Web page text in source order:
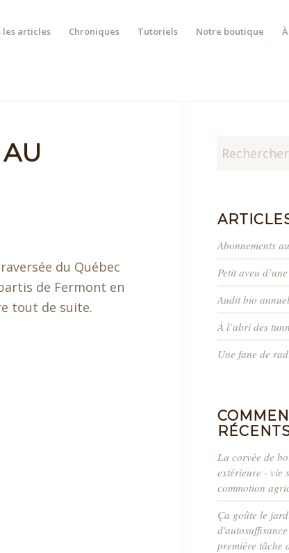
les articles Chroniques Tutoriels Notre boutique
du Québec
de Fermont en
tout de suite.
Abonnements
Petit aveu
Audit bio
À l’abri des
Une fane de
La corvée de
extérieure - vie
commotion
Ça goûte le
première tâche